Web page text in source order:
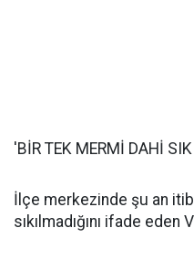
'BİR TEK MERMİ DAHİ
İlçe merkezinde şu an
sıkılmadığını ifade